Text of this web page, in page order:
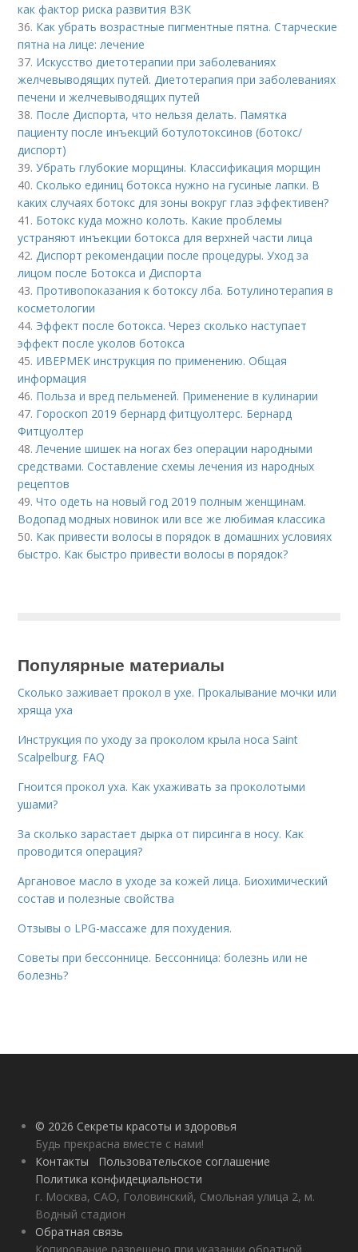
как фактор риска развития ВЗК
36. Как убрать возрастные пигментные пятна. Старческие
пятна на лице: лечение
37. Искусство диетотерапии при заболеваниях
желчевыводящих путей. Диетотерапия при заболеваниях
печени и желчевыводящих путей
38. После Диспорта, что нельзя делать. Памятка
пациенту после инъекций ботулотоксинов (ботокс/
диспорт)
39.Убрать глубокие морщины. Классификация морщин
40.Сколько единиц ботокса нужно на гусиные лапки. В
каких случаях ботокс для зоны вокруг глаз эффективен?
41. Ботокс куда можно колоть. Какие проблемы
устраняют инъекции ботокса для верхней части лица
42.Диспорт рекомендации после процедуры. Уход за
лицом после Ботокса и Диспорта
43. Противопоказания к ботоксу лба. Ботулинотерапия в
косметологии
44. Эффект после ботокса. Через сколько наступает
эффект после уколов ботокса
45. ИВЕРМЕК инструкция по применению. Общая
информация
46. Польза и вред пельменей. Применение в кулинарии
47. Гороскоп 2019 бернард фитцуолтерс. Бернард
Фитцуолтер
48.Лечение шишек на ногах без операции народными
средствами. Составление схемы лечения из народных
рецептов
49.Что одеть на новый год 2019 полным женщинам.
Водопад модных новинок или все же любимая классика
50. Как привести волосы в порядок в домашних условиях
быстро. Как быстро привести волосы в порядок?
Популярные материалы
Сколько заживает прокол в ухе. Прокалывание мочки или
хряща уха
Инструкция по уходу за проколом крыла носа Saint
Scalpelburg. FAQ
Гноится прокол уха. Как ухаживать за проколотыми
ушами?
За сколько зарастает дырка от пирсинга в носу. Как
проводится операция?
Аргановое масло в уходе за кожей лица. Биохимический
состав и полезные свойства
Отзывы о LPG-массаже для похудения.
Советы при бессоннице. Бессонница: болезнь или не
болезнь?
© 2026 Секреты красоты и здоровья
Будь прекрасна вместе с нами!
Контакты
Пользовательское соглашение
Политика конфидециальности
г. Москва, САО, Головинский, Смольная улица 2, м.
Водный стадион
Обратная связь